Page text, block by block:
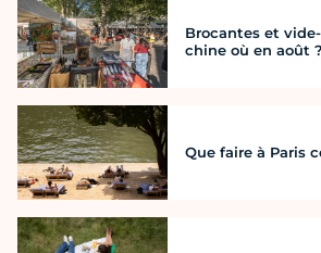
Brocantes et
chine où en août ?
Que faire à Paris